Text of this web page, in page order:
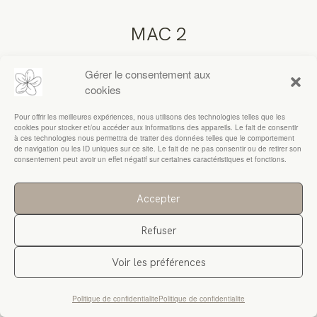
Gérer le consentement aux
cookies
Pour offrir les meilleures expériences, nous utilisons des technologies telles que les
cookies pour stocker et/ou accéder aux informations des appareils. Le fait de consentir
à ces technologies nous permettra de traiter des données telles que le comportement
de navigation ou les ID uniques sur ce site. Le fait de ne pas consentir ou de retirer son
consentement peut avoir un effet négatif sur certaines caractéristiques et fonctions.
Accepter
Refuser
Voir les préférences
Politique de confidentialitePolitique de confidentialite
RESSOURCES
MAC 2